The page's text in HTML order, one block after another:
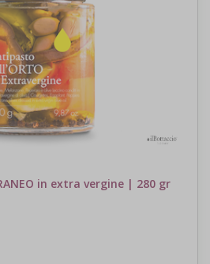
in extra vergine | 280 gr